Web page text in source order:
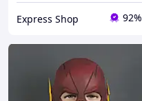
Express Shop 92%